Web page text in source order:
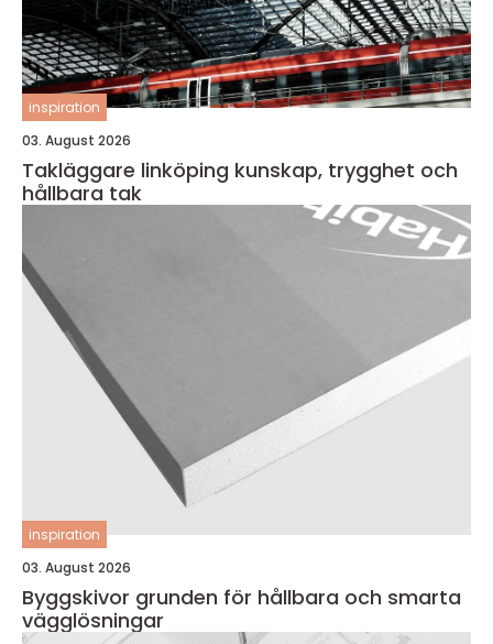
inspiration
03. August 2026
Takläggare linköping kunskap, trygghet och
hållbara tak
inspiration
03. August 2026
Byggskivor grunden för hållbara och smarta
vägglösningar